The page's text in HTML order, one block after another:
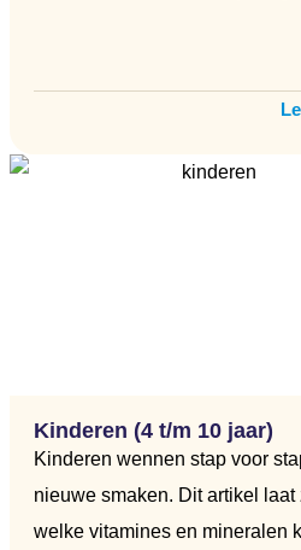
Kinderen (4 t/m 10 jaar)
Kinderen wennen stap voor
nieuwe smaken. Dit artikel laat
welke vitamines en mineralen